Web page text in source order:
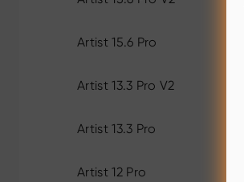
Artist 15.6 Pro
Artist 13.3 Pro V2
Artist 13.3 Pro
Artist 12 Pro